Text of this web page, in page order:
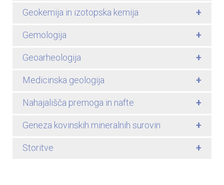
Geokemija in izotopska kemija +
Gemologija +
Geoarheologija +
Medicinska geologija +
Nahajališča premoga in nafte +
Geneza kovinskih mineralnih surovin +
Storitve +